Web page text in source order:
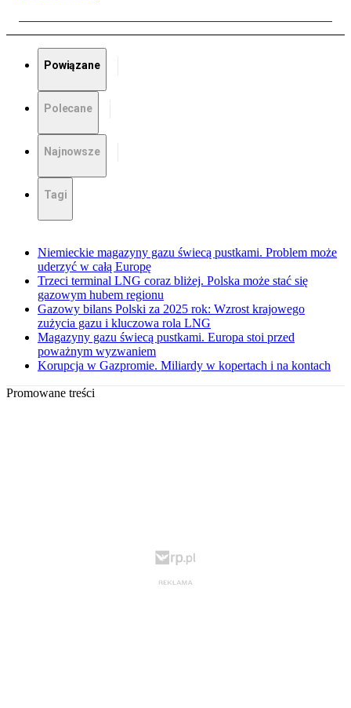
Powiązane
Polecane
Najnowsze
Tagi
Niemieckie magazyny gazu świecą pustkami. Problem może
uderzyć w całą Europę
Trzeci terminal LNG coraz bliżej. Polska może stać się
gazowym hubem regionu
Gazowy bilans Polski za 2025 rok: Wzrost krajowego
zużycia gazu i kluczowa rola LNG
Magazyny gazu świecą pustkami. Europa stoi przed
poważnym wyzwaniem
Korupcja w Gazpromie. Miliardy w kopertach i na kontach
Promowane treści